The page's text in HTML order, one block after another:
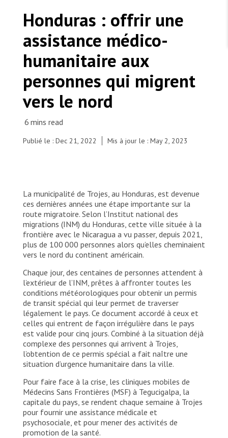
Les États négligent leur obligation de protéger les
personnes civiles et les services de santé en temps
de guerre
Urgence Ebola
Séismes au Venezuela : conséquences et intervention
de MSF
Dons des fondations
Partenariat d’entreprise
Les Amis de MSF
Travailler avec MSF
Travailler à l’étranger
Travailler au Canada
Angélica explicándole a su hija menor el mapa de
© MSF/Laura Aceituno
Honduras : offrir une
assistance médico-
humanitaire aux
personnes qui migrent
vers le nord
Publié le : Dec 21, 2022 Mis à jour le : May 2, 2023
La municipalité de Trojes, au Honduras, est devenue
ces dernières années une étape importante sur la
route migratoire. Selon l’Institut national des
migrations (INM) du Honduras, cette ville située à la
frontière avec le Nicaragua a vu passer, depuis 2021,
plus de 100 000 personnes alors qu’elles cheminaient
vers le nord du continent américain.
Chaque jour, des centaines de personnes attendent à
l’extérieur de l’INM, prêtes à affronter toutes les
conditions météorologiques pour obtenir un permis
de transit spécial qui leur permet de traverser
légalement le pays. Ce document accordé à ceux et
celles qui entrent de façon irrégulière dans le pays
est valide pour cinq jours. Combiné à la situation déjà
complexe des personnes qui arrivent à Trojes,
l’obtention de ce permis spécial a fait naître une
situation d’urgence humanitaire dans la ville.
Pour faire face à la crise, les cliniques mobiles de
Médecins Sans Frontières (MSF) à Tegucigalpa, la
capitale du pays, se rendent chaque semaine à Trojes
pour fournir une assistance médicale et
psychosociale, et pour mener des activités de
promotion de la santé.